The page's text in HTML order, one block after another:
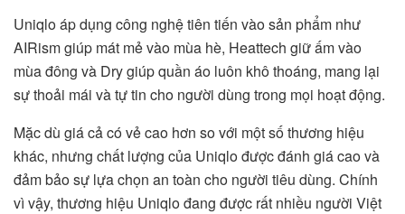
Uniqlo áp dụng công nghệ tiên tiến vào sản phẩm như
AIRism giúp mát mẻ vào mùa hè, Heattech giữ ấm vào
mùa đông và Dry giúp quần áo luôn khô thoáng, mang lại
sự thoải mái và tự tin cho người dùng trong mọi hoạt động.
Mặc dù giá cả có vẻ cao hơn so với một số thương hiệu
khác, nhưng chất lượng của Uniqlo được đánh giá cao và
đảm bảo sự lựa chọn an toàn cho người tiêu dùng. Chính
vì vậy, thương hiệu Uniqlo đang được rất nhiều người Việt